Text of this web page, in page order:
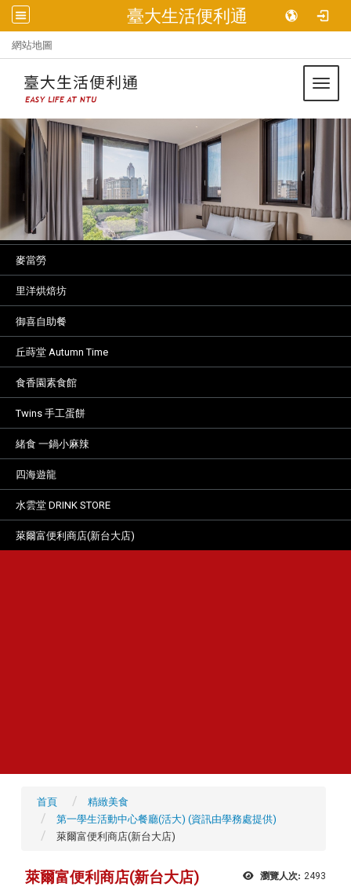
臺大生活便利通
網站地圖
麥當勞
里洋烘焙坊
御喜自助餐
丘蒔堂 Autumn Time
食香園素食館
Twins 手工蛋餅
緒食 一鍋小麻辣
四海遊龍
水雲堂 DRINK STORE
萊爾富便利商店(新台大店)
首頁
精緻美食
第一學生活動中心餐廳(活大) (資訊由學務處提供)
萊爾富便利商店(新台大店)
瀏覽人次: 2493
萊爾富便利商店(新台大店)